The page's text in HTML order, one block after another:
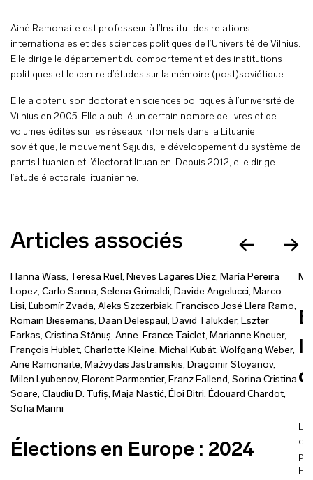
Ainė Ramonaitė est professeur à l’Institut des relations
internationales et des sciences politiques de l’Université de Vilnius.
Elle dirige le département du comportement et des institutions
politiques et le centre d’études sur la mémoire (post)soviétique.
Elle a obtenu son doctorat en sciences politiques à l’université de
Vilnius en 2005. Elle a publié un certain nombre de livres et de
volumes édités sur les réseaux informels dans la Lituanie
soviétique, le mouvement Sąjūdis, le développement du système de
partis lituanien et l’électorat lituanien. Depuis 2012, elle dirige
l’étude électorale lituanienne.
Articles associés
Hanna Wass, Teresa Ruel, Nieves Lagares Díez, María Pereira
Lopez, Carlo Sanna, Selena Grimaldi, Davide Angelucci, Marco
Lisi, Ľubomír Zvada, Aleks Szczerbiak, Francisco José Llera Ramo,
Romain Biesemans, Daan Delespaul, David Talukder, Eszter
Farkas, Cristina Stănuș, Anne-France Taiclet, Marianne Kneuer,
François Hublet, Charlotte Kleine, Michal Kubát, Wolfgang Weber,
Ainė Ramonaitė, Mažvydas Jastramskis, Dragomir Stoyanov,
Milen Lyubenov, Florent Parmentier, Franz Fallend, Sorina Cristina
Soare, Claudiu D. Tufiș, Maja Nastić, Éloi Bitri, Édouard Chardot,
Sofia Marini
Élections en Europe : 2024